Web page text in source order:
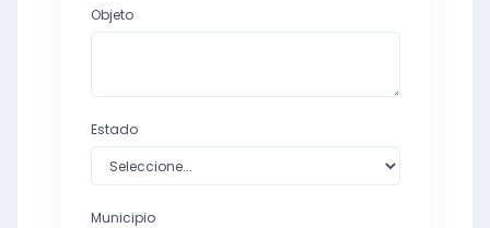
Objeto
Estado
Municipio